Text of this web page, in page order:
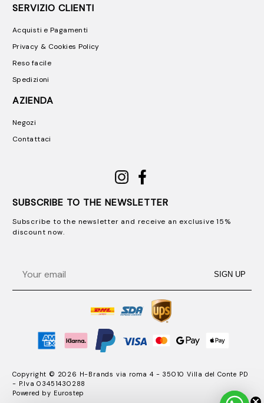
SERVIZIO CLIENTI
Acquisti e Pagamenti
Privacy & Cookies Policy
Reso facile
Spedizioni
AZIENDA
Negozi
Contattaci
SUBSCRIBE TO THE NEWSLETTER
Subscribe to the newsletter and receive an exclusive 15%
discount now.
SIGN UP
Copyright © 2026 H-Brands via roma 4 - 35010 Villa del Conte PD
- P.Iva 03451430288
Powered by Eurostep